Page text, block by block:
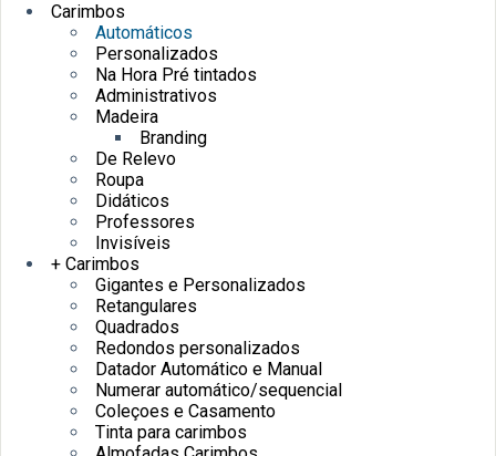
Carimbos
Automáticos
Personalizados
Na Hora Pré tintados
Administrativos
Madeira
Branding
De Relevo
Roupa
Didáticos
Professores
Invisíveis
+ Carimbos
Gigantes e Personalizados
Retangulares
Quadrados
Redondos personalizados
Datador Automático e Manual
Numerar automático/sequencial
Coleçoes e Casamento
Tinta para carimbos